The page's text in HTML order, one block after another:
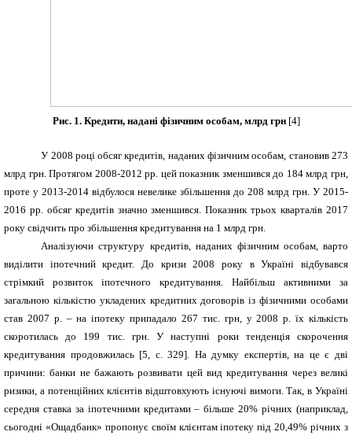
Рис. 1. Кредити, надані фізичним особам, млрд грн [4]
У 2008 році обсяг кредитів, наданих фізичним особам, становив 273
млрд грн. Протягом 2008-2012 рр. цей показник зменшився до 184 млрд грн,
проте у 2013-2014 відбулося невелике збільшення до 208 млрд грн. У 2015-
2016 рр. обсяг кредитів значно зменшився. Показник трьох кварталів 2017
року свідчить про збільшення кредитування на 1 млрд грн.
Аналізуючи структуру кредитів, наданих фізичним особам, варто
виділити іпотечний кредит. До кризи 2008 року в Україні відбувався
стрімкий розвиток іпотечного кредитування. Найбільш активними за
загальною кількістю укладених кредитних договорів із фізичними особами
став 2007 р. – на іпотеку припадало 267 тис. грн, у 2008 р. їх кількість
скоротилась до 199 тис. грн. У наступні роки тенденція скорочення
кредитування продовжилась [5 , с.329]. На думку експертів, на це є дві
причини: банки не бажають розвивати цей вид кредитування через великі
ризики, а потенційних клієнтів відштовхують існуючі вимоги. Так, в Україні
середня ставка за іпотечними кредитами– більше 20% річних (наприклад,
сьогодні «Ощадбанк» пропонує своїм клієнтам іпотеку під 20,49% річних з